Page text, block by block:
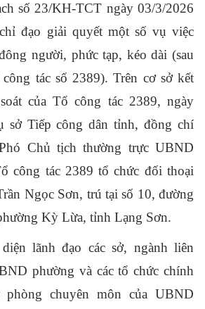
số 23/KH-TCT ngày 03/3/2026
đạo giải quyết một số vụ việc
người, phức tạp, kéo dài (sau
tác số 2389). Trên cơ sở kết
của Tổ công tác 2389, ngày
sở Tiếp công dân tỉnh, đồng chí
Chủ tịch thường trực UBND
công tác 2389 tổ chức đối thoại
Ngọc Sơn, trú tại số 10, đường
Kỳ Lừa, tỉnh Lạng Sơn.
lãnh đạo các sở, ngành liên
phường và các tổ chức chính
chuyên môn của UBND